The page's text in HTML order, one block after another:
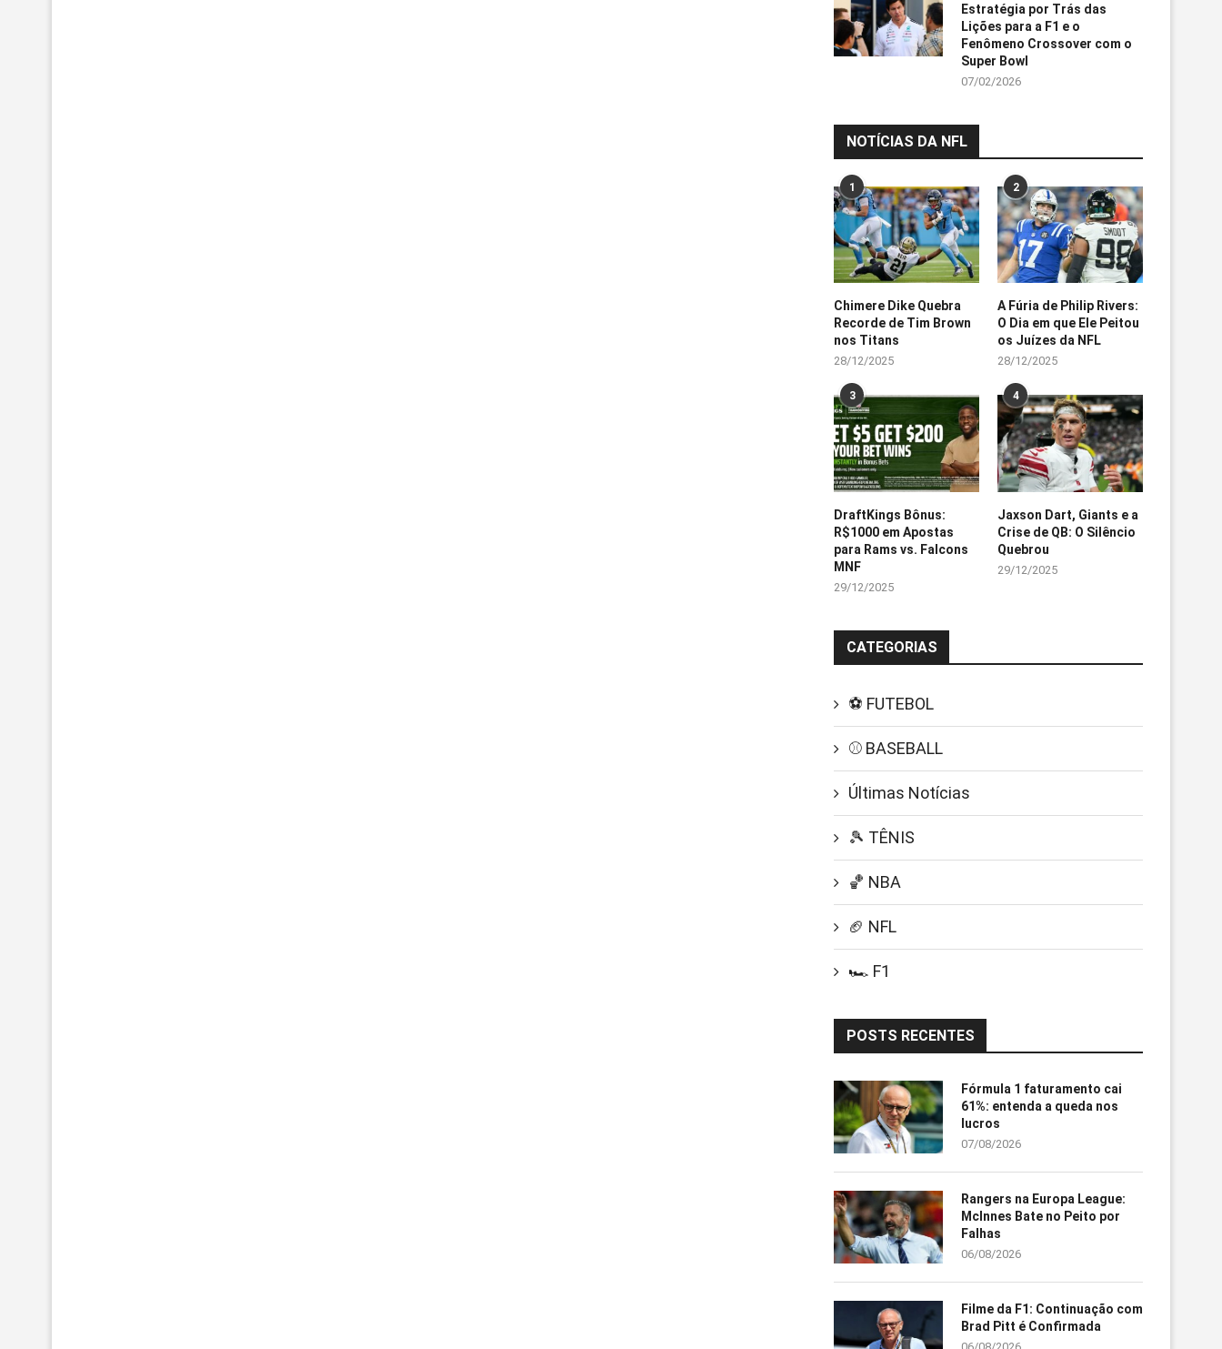
Estratégia por Trás das
Lições para a F1 e o
Fenômeno Crossover com o
Super Bowl
07/02/2026
NOTÍCIAS DA NFL
1
Chimere Dike Quebra
Recorde de Tim Brown
nos Titans
28/12/2025
2
A Fúria de Philip Rivers:
O Dia em que Ele Peitou
os Juízes da NFL
28/12/2025
3
DraftKings Bônus:
R$1000 em Apostas
para Rams vs. Falcons
MNF
29/12/2025
4
Jaxson Dart, Giants e a
Crise de QB: O Silêncio
Quebrou
29/12/2025
CATEGORIAS
⚽ FUTEBOL
⚾ BASEBALL
Últimas Notícias
🎾 TÊNIS
🏀 NBA
🏈 NFL
🏎️ F1
POSTS RECENTES
Fórmula 1 faturamento cai
61%: entenda a queda nos
lucros
07/08/2026
Rangers na Europa League:
McInnes Bate no Peito por
Falhas
06/08/2026
Filme da F1: Continuação com
Brad Pitt é Confirmada